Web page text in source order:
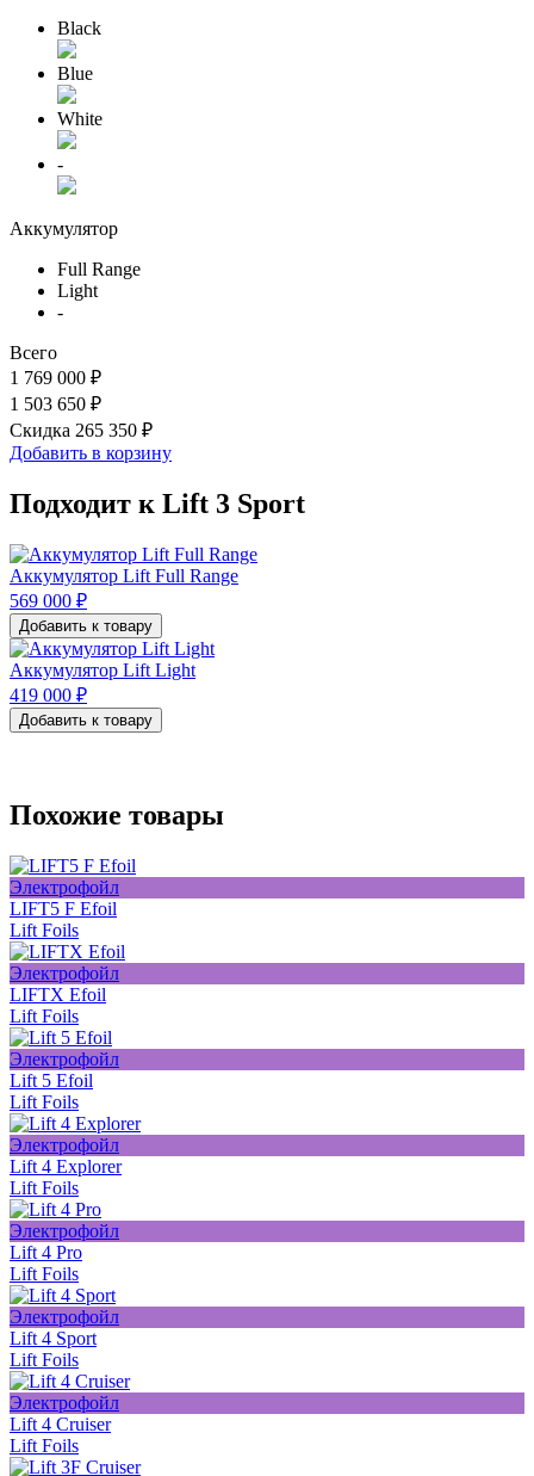
Black
Blue
White
-
Аккумулятор
Full Range
Light
-
Всего
1 769 000 ₽
1 503 650 ₽
Скидка 265 350 ₽
Добавить в корзину
Подходит к Lift 3 Sport
Аккумулятор Lift Full Range
569 000 ₽
Добавить к товару
Аккумулятор Lift Light
419 000 ₽
Добавить к товару
Похожие товары
Электрофойл
LIFT5 F Efoil
Lift Foils
Электрофойл
LIFTX Efoil
Lift Foils
Электрофойл
Lift 5 Efoil
Lift Foils
Электрофойл
Lift 4 Explorer
Lift Foils
Электрофойл
Lift 4 Pro
Lift Foils
Электрофойл
Lift 4 Sport
Lift Foils
Электрофойл
Lift 4 Cruiser
Lift Foils